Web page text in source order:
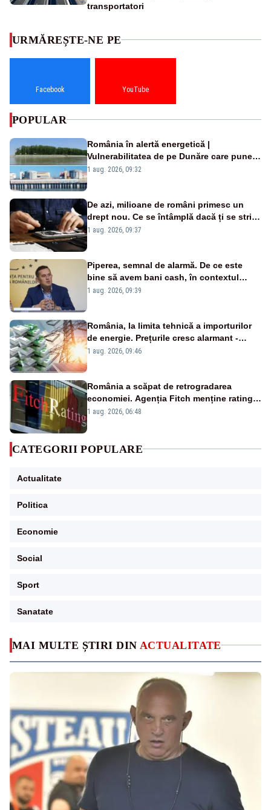
transportatori
MAI MULTE ȘTIRI DIN ACTUALITATE
URMĂREȘTE-NE PE
Facebook YouTube
POPULAR
România în alertă energetică |
Vulnerabilitatea de pe Dunăre care pune
în pericol Centrala Cernavodă era
1 aug. 2026, 09:32
De azi, milioane de români primesc un
drept nou. Ce se întâmplă dacă ți se strică
un produs
1 aug. 2026, 09:37
Piperea, semnal de alarmă. De ce este
bine să avem bani cash, în contextul
alertei energetice?
1 aug. 2026, 09:39
România, la limita tehnică a importurilor
de energie. Prețurile cresc alarmant -
Analiză Realitatea Plus
1 aug. 2026, 09:46
România a scăpat de retrogradarea
economiei. Agenția Fitch menține ratingul
„BBB-” cu perspectivă negativă
1 aug. 2026, 06:48
CATEGORII POPULARE
Actualitate
Politica
Economie
Social
Sport
Sanatate